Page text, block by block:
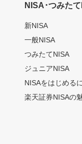
NISA･つみた
新NISA
一般NISA
つみたてNISA
ジュニアNISA
NISAをはじめる
楽天証券NISAの